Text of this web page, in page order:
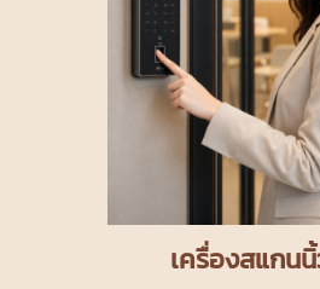
เครื่องสแกน